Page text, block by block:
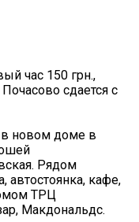
час 150 грн.,
сдается с
в новом доме в
Рядом
автостоянка, кафе,
ТРЦ
Макдональдс.